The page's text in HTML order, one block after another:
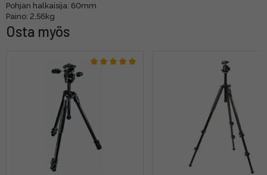
Pohjan halkaisija: 60mm
Paino: 2,56kg
Osta myös